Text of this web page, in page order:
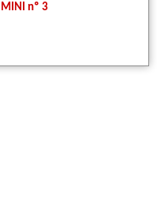
MINI nº 3